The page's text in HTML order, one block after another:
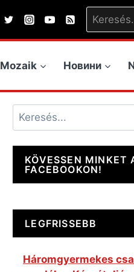
Keresés:
Mozaik Новини
Keresés
KÖVESSEN MINKET
FACEBOOKON!
LEGFRISSEBB
Háromgyermekes